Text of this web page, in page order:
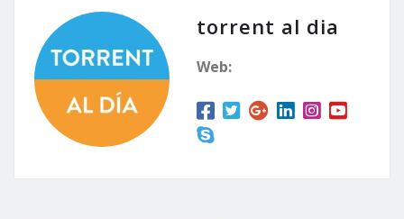
torrent al dia
Web: